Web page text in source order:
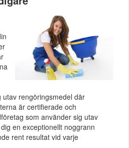
rengöringsmedel där
är certifierade och
som använder sig utav
en exceptionellt noggrann
rent resultat vid varje